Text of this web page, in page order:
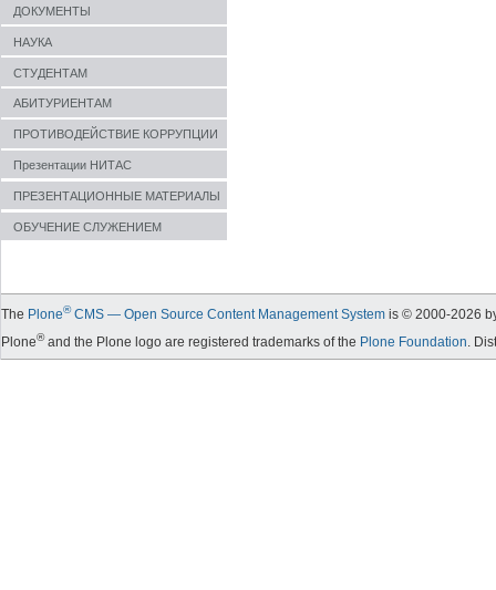
ДОКУМЕНТЫ
НАУКА
СТУДЕНТАМ
АБИТУРИЕНТАМ
ПРОТИВОДЕЙСТВИЕ КОРРУПЦИИ
Презентации НИТАС
ПРЕЗЕНТАЦИОННЫЕ МАТЕРИАЛЫ
ОБУЧЕНИЕ СЛУЖЕНИЕМ
The Plone®CMS — Open Source Content Management System is © 2000-2026
Plone®and the Plone logo are registered trademarks of the Plone Foundation.